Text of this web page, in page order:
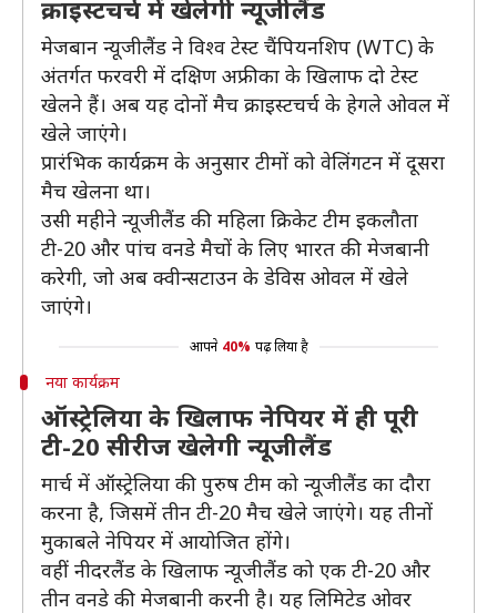
क्राइस्टचर्च में खेलेगी न्यूजीलैंड
मेजबान न्यूजीलैंड ने विश्व टेस्ट चैंपियनशिप (WTC) के
अंतर्गत फरवरी में दक्षिण अफ्रीका के खिलाफ दो टेस्ट
खेलने हैं। अब यह दोनों मैच क्राइस्टचर्च के हेगले ओवल में
खेले जाएंगे।
प्रारंभिक कार्यक्रम के अनुसार टीमों को वेलिंगटन में दूसरा
मैच खेलना था।
उसी महीने न्यूजीलैंड की महिला क्रिकेट टीम इकलौता
टी-20 और पांच वनडे मैचों के लिए भारत की मेजबानी
करेगी, जो अब क्वीन्सटाउन के डेविस ओवल में खेले
जाएंगे।
आपने 40% पढ़ लिया है
नया कार्यक्रम
ऑस्ट्रेलिया के खिलाफ नेपियर में ही पूरी
टी-20 सीरीज खेलेगी न्यूजीलैंड
मार्च में ऑस्ट्रेलिया की पुरुष टीम को न्यूजीलैंड का दौरा
करना है, जिसमें तीन टी-20 मैच खेले जाएंगे। यह तीनों
मुकाबले नेपियर में आयोजित होंगे।
वहीं नीदरलैंड के खिलाफ न्यूजीलैंड को एक टी-20 और
तीन वनडे की मेजबानी करनी है। यह लिमिटेड ओवर